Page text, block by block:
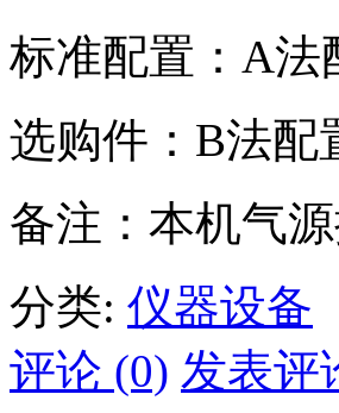
标准配置：A法
选购件：B法配
备注：本机气
分类: 仪器设备
评论 (0) 发表评